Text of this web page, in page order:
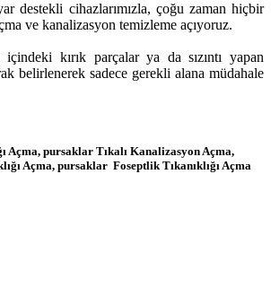
destekli cihazlarımızla, çoğu zaman hiçbir
ve kanalizasyon temizleme açıyoruz.
kırık parçalar ya da sızıntı yapan
belirlenerek sadece gerekli alana müdahale
Açma, pursaklar Tıkalı Kanalizasyon Açma,
Açma, pursaklar Foseptlik Tıkanıklığı Açma